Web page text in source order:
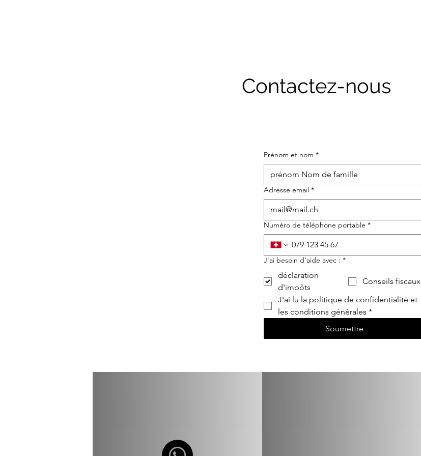
Contactez-nous
Prénom et nom *
Adresse email *
Numéro de téléphone portable *
J'ai besoin d'aide avec : *
déclaration
d'impôts
Conseils fiscaux
J'ai lu la politique de confidentialité et
les conditions générales *
Soumettre